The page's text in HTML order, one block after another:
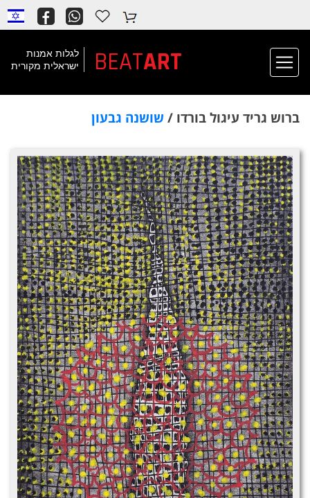
לגלות אמנות
ישראלית מקורית
ART
BEAT
ברוש גריד עיגול בורדו / שושנה גבעון